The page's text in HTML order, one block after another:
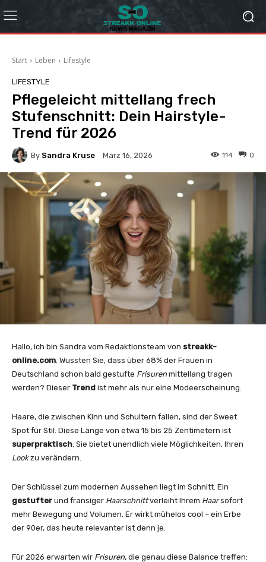
Start Leben Lifestyle
LIFESTYLE
Pflegeleicht mittellang frech
Stufenschnitt: Dein Hairstyle-
Trend für 2026
By Sandra Kruse März 16, 2026 0
114
Hallo, ich bin Sandra vom Redaktionsteam von streakk-
online.com. Wussten Sie, dass über 68% der Frauen in
Deutschland schon bald gestufte Frisuren mittellang tragen
werden? Dieser Trend ist mehr als nur eine Modeerscheinung.
Haare, die zwischen Kinn und Schultern fallen, sind der Sweet
Spot für Stil. Diese Länge von etwa 15 bis 25 Zentimetern ist
superpraktisch. Sie bietet unendlich viele Möglichkeiten, Ihren
Lookzu verändern.
Der Schlüssel zum modernen Aussehen liegt im Schnitt. Ein
gestufter und fransiger Haarschnittverleiht Ihrem Haarsofort
mehr Bewegung und Volumen. Er wirkt mühelos cool – ein Erbe
der 90er, das heute relevanter ist denn je.
Für 2026 erwarten wir Frisuren, die genau diese Balance treffen: